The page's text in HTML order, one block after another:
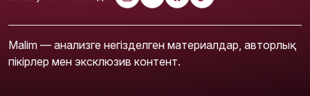
Malim — анализге негізделген материалдар, авторлық
пікірлер мен эксклюзив контент.